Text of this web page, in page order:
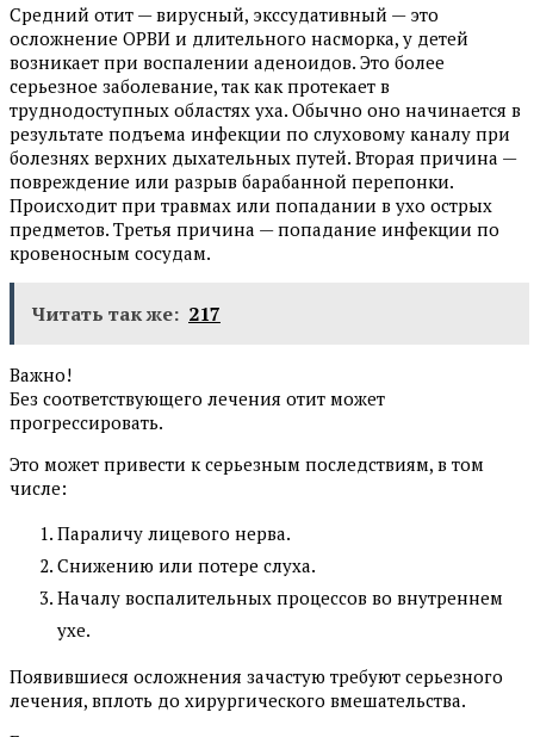
Средний отит — вирусный, экссудативный — это
осложнение ОРВИ и длительного насморка, у детей
возникает при воспалении аденоидов. Это более
серьезное заболевание, так как протекает в
труднодоступных областях уха. Обычно оно начинается в
результате подъема инфекции по слуховому каналу при
болезнях верхних дыхательных путей. Вторая причина —
повреждение или разрыв барабанной перепонки.
Происходит при травмах или попадании в ухо острых
предметов. Третья причина — попадание инфекции по
кровеносным сосудам.
Читать так же: 217
Важно!
Без соответствующего лечения отит может
прогрессировать.
Это может привести к серьезным последствиям, в том
числе:
Параличу лицевого нерва.
Снижению или потере слуха.
Началу воспалительных процессов во внутреннем
ухе.
Появившиеся осложнения зачастую требуют серьезного
лечения, вплоть до хирургического вмешательства.